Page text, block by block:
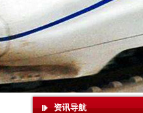
资讯导航